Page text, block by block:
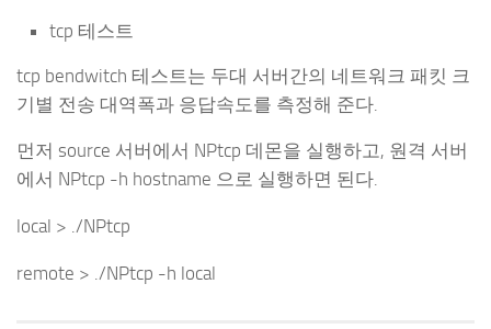
tcp 테스트
tcp bendwitch 테스트는 두대 서버간의 네트워크 패킷 크
기별 전송 대역폭과 응답속도를 측정해 준다.
먼저 source 서버에서 NPtcp 데몬을 실행하고, 원격 서버
에서 NPtcp -h hostname 으로 실행하면 된다.
local > ./NPtcp
remote > ./NPtcp -h local